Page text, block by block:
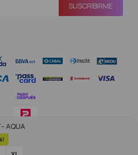
AQUA
SUSCRIBIRME
S.A Rut 213720560017